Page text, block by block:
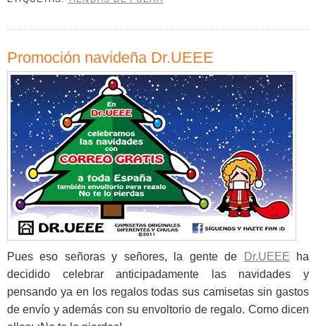
Promoción navideña Dr.UEEE
Pues eso señoras y señores, la gente de Dr.UEEE ha
decidido celebrar anticipadamente las navidades y
pensando ya en los regalos todas sus camisetas sin gastos
de envío y además con su envoltorio de regalo. Como dicen